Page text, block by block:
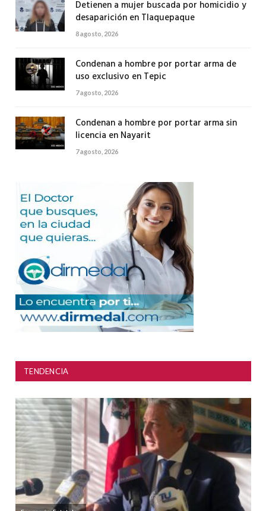
Detienen a mujer buscada por homicidio y
desaparición en Tlaquepaque
8 agosto, 2026
Condenan a hombre por portar arma de
uso exclusivo en Tepic
7 agosto, 2026
Condenan a hombre por portar arma sin
licencia en Nayarit
7 agosto, 2026
TENDENCIA